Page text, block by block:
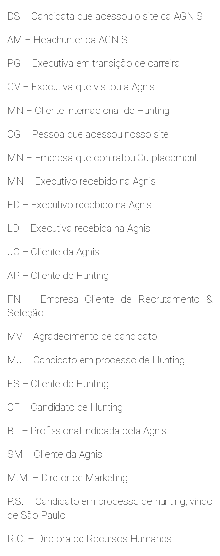
DS – Candidata que acessou o site da AGNIS
AM – Headhunter da AGNIS
PG – Executiva em transição de carreira
GV – Executiva que visitou a Agnis
MN – Cliente internacional de Hunting
CG – Pessoa que acessou nosso site
MN – Empresa que contratou Outplacement
MN – Executivo recebido na Agnis
FD – Executivo recebido na Agnis
LD – Executiva recebida na Agnis
JO – Cliente da Agnis
AP – Cliente de Hunting
FN – Empresa Cliente de Recrutamento &
Seleção
MV – Agradecimento de candidato
MJ – Candidato em processo de Hunting
ES – Cliente de Hunting
CF – Candidato de Hunting
BL – Profissional indicada pela Agnis
SM – Cliente da Agnis
M.M. – Diretor de Marketing
P.S. – Candidato em processo de hunting, vindo
de São Paulo
R.C. – Diretora de Recursos Humanos